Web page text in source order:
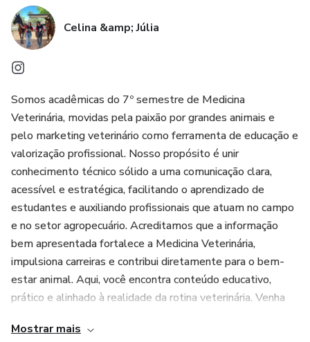
Celina &amp; Júlia
Somos acadêmicas do 7º semestre de Medicina
Veterinária, movidas pela paixão por grandes animais e
pelo marketing veterinário como ferramenta de educação e
valorização profissional. Nosso propósito é unir
conhecimento técnico sólido a uma comunicação clara,
acessível e estratégica, facilitando o aprendizado de
estudantes e auxiliando profissionais que atuam no campo
e no setor agropecuário. Acreditamos que a informação
bem apresentada fortalece a Medicina Veterinária,
impulsiona carreiras e contribui diretamente para o bem-
estar animal. Aqui, você encontra conteúdo educativo,
prático e alinhado à realidade da rotina veterinária. Venha
transformação profissional.
Mostrar mais